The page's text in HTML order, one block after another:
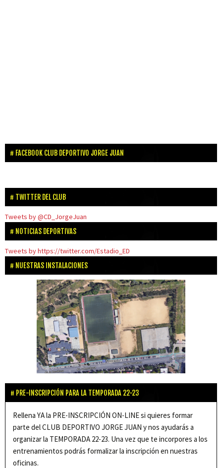
FACEBOOK CLUB DEPORTIVO JORGE JUAN
TWITTER DEL CLUB
Tweets by @CD_JorgeJuan
NOTICIAS DEPORTIVAS
Tweets by https://twitter.com/Estadio_ED
NUESTRAS INSTALACIONES
PRE-INSCRIPCIÓN PARA LA TEMPORADA 22-23
Rellena YA la PRE-INSCRIPCIÓN ON-LINE si quieres formar
parte del CLUB DEPORTIVO JORGE JUAN y nos ayudarás a
organizar la TEMPORADA 22-23. Una vez que te incorpores a los
entrenamientos podrás formalizar la inscripción en nuestras
oficinas.